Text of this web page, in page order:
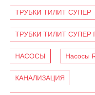
ТРУБКИ ТИЛИТ СУПЕР
ТРУБКИ ТИЛИТ СУПЕР
НАСОСЫ Насосы
КАНАЛИЗАЦИЯ